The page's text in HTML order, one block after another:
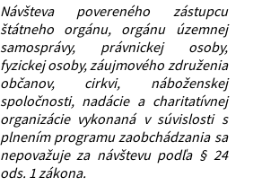
Návšteva povereného zástupcu
štátneho orgánu, orgánu územnej
samosprávy, právnickej osoby,
fyzickej osoby, záujmového združenia
občanov, cirkvi, náboženskej
spoločnosti, nadácie a charitatívnej
organizácie vykonaná v súvislosti s
plnením programu zaobchádzania sa
nepovažuje za návštevu podľa § 24
ods. 1 zákona.